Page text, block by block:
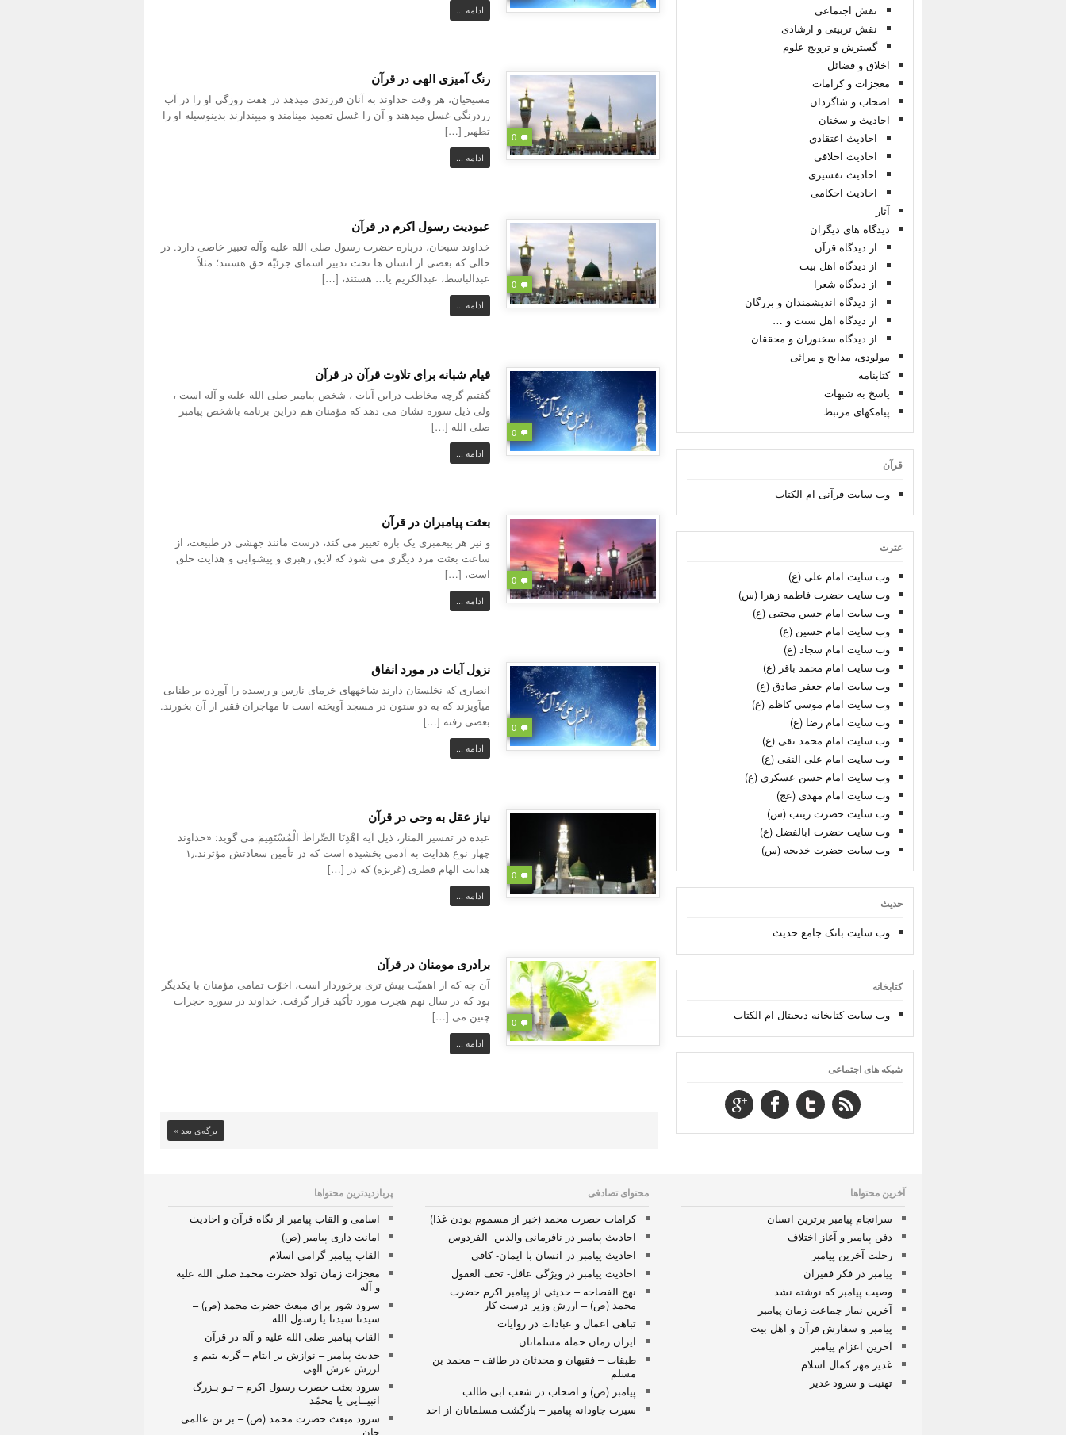
ادامه ...
0
رنگ آمیزی الهی در قرآن
مسیحیان، هر وقت خداوند به آنان فرزندی میدهد در هفت روزگی او را در آب
زردرنگی غسل میدهند و آن را غسل تعمید مینامند و میپندارند بدینوسیله او را
تطهیر […]
ادامه ...
0
عبودیت رسول اکرم در قرآن
خداوند سبحان، درباره حضرت رسول صلی الله علیه وآله تعبیر خاصی دارد. در
حالی که بعضی از انسان ها تحت تدبیر اسمای جزئیّه حق هستند؛ مثلاً
عبدالباسط، عبدالکریم یا… هستند، […]
ادامه ...
0
قیام شبانه برای تلاوت قرآن در قرآن
گفتیم گرچه مخاطب دراین آیات ، شخص پیامبر صلی الله علیه و آله است ،
ولی ذیل سوره نشان می دهد که مؤمنان هم دراین برنامه باشخص پیامبر
صلی الله […]
ادامه ...
0
بعثت پیامبران در قرآن
و نیز هر پیغمبری یک باره تغییر می کند، درست مانند جهشی در طبیعت، از
ساعت بعثت مرد دیگری می شود که لایق رهبری و پیشوایی و هدایت خلق
است، […]
ادامه ...
0
نزول آیات در مورد انفاق
انصاری که نخلستان دارند شاخههای خرمای نارس و رسیده را آورده بر طنابی
میآویزند که به دو ستون در مسجد آویخته است تا مهاجران فقیر از آن بخورند.
بعضی رفته […]
ادامه ...
0
نیاز عقل به وحی در قرآن
عبده در تفسیر المنار، ذیل آیه اهْدِنَا الصِّراطَ الْمُسْتَقِیمَ می گوید: «خداوند
چهار نوع هدایت به آدمی بخشیده است که در تأمین سعادتش مؤثرند.۱٫
هدایت الهام فطری (غریزه) که در […]
ادامه ...
0
برادری مومنان در قرآن
آن چه که از اهمیّت بیش تری برخوردار است، اخوّت تمامی مؤمنان با یکدیگر
بود که در سال نهم هجرت مورد تأکید قرار گرفت. خداوند در سوره حجرات
چنین می […]
ادامه ...
برگه‌ی بعد »
نقش اجتماعی
نقش تربیتی و ارشادی
گسترش و ترویج علوم
اخلاق و فضائل
معجزات و کرامات
اصحاب و شاگردان
احادیث و سخنان
احادیث اعتقادی
احادیث اخلاقی
احادیث تفسیری
احادیث احکامی
آثار
دیدگاه های دیگران
از دیدگاه قرآن
از دیدگاه اهل بیت
از دیدگاه شعرا
از دیدگاه اندیشمندان و بزرگان
از دیدگاه اهل سنت و …
از دیدگاه سخنوران و محققان
مولودی، مدایح و مراثی
کتابنامه
پاسخ به شبهات
پیامکهای مرتبط
قرآن
وب سایت قرآنی ام الکتاب
عترت
وب سایت امام علی (ع)
وب سایت حضرت فاطمه زهرا (س)
وب سایت امام حسن مجتبی (ع)
وب سایت امام حسین (ع)
وب سایت امام سجاد (ع)
وب سایت امام محمد باقر (ع)
وب سایت امام جعفر صادق (ع)
وب سایت امام موسی کاظم (ع)
وب سایت امام رضا (ع)
وب سایت امام محمد تقی (ع)
وب سایت امام علی النقی (ع)
وب سایت امام حسن عسکری (ع)
وب سایت امام مهدی (عج)
وب سایت حضرت زینب (س)
وب سایت حضرت ابالفضل (ع)
وب سایت حضرت خدیجه (س)
حدیث
وب سایت بانک جامع حدیث
کتابخانه
وب سایت کتابخانه دیجیتال ام الکتاب
شبکه های اجتماعی
آخرین محتواها
سرانجام پیامبر برترین انسان
دفن پیامبر و آغاز اختلاف
رحلت آخرین پیامبر
پیامبر در فکر فقیران
وصیت پیامبر که نوشته نشد
آخرین نماز جماعت زمان پیامبر
پیامبر و سفارش قرآن و اهل بیت
آخرین اعزام پیامبر
غدیر مهر کمال اسلام
تهنیت و سرود غدیر
محتوای تصادفی
کرامات حضرت محمد (خبر از مسموم بودن غذا)
احادیث پیامبر در نافرمانی والدین- الفردوس
احادیث پیامبر در انسان با ایمان- کافی
احادیث پیامبر در ویژگی عاقل- تحف العقول
نهج الفصاحه – حدیثی از پیامبر اکرم حضرت
محمد (ص) – ارزش وزیر درست کار
تباهی اعمال و عبادات در روایات
ایران زمان حمله مسلمانان
طبقات – فقیهان و محدثان در طائف – محمد بن
مسلم
پیامبر (ص) و اصحاب در شعب ابی طالب
سیرت جاودانه پیامبر – بازگشت مسلمانان از احد
پربازدیدترین محتواها
اسامی و القاب پیامبر از نگاه قرآن و احادیث
امانت داری پیامبر (ص)
القاب پیامبر گرامی اسلام
معجزات زمان تولد حضرت محمد صلی الله علیه
و آله
سرود شور برای مبعث حضرت محمد (ص) –
سیدنا سیدنا یا رسول الله
القاب پیامبر صلی الله علیه و آله در قرآن
حدیث پیامبر – نوازش بر ایتام – گریه یتیم و
لرزش عرش الهی
سرود بعثت حضرت رسول اکرم – تـو بـزرگ
انبیــایی یا محمّد
سرود مبعث حضرت محمد (ص) – بر تن عالمی
جان